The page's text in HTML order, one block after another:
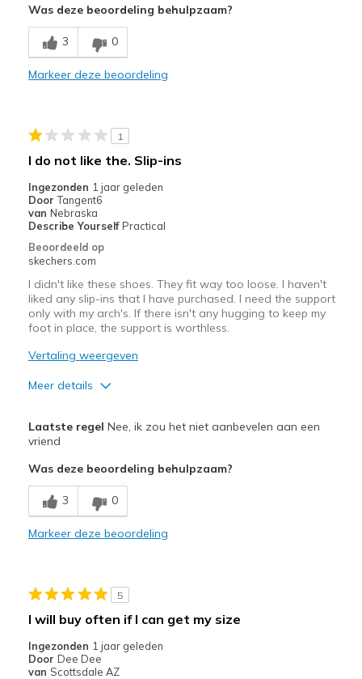
Width
Feels true to width
Sizing
Was deze beoordeling behulpzaam?
3 0
Markeer deze beoordeling
1
I do not like the. Slip-ins
Ingezonden 1 jaar geleden
Door Tangent6
van Nebraska
Describe Yourself Practical
Beoordeeld op
skechers.com
I didn't like these shoes. They fit way too loose. I haven't
liked any slip-ins that I have purchased. I need the support
only with my arch's. If there isn't any hugging to keep my
foot in place, the support is worthless.
Vertaling weergeven
Meer details
Attractive Design
Minpunten
Poor Cushioning
Beste toepassingen
Office wear
Width
Feels too wide
Sizing
Feels half size too big
View On Shoes
Laatste regel Nee, ik zou het niet aanbevelen aan een
vriend
Was deze beoordeling behulpzaam?
3 0
Markeer deze beoordeling
5
I will buy often if I can get my size
Ingezonden 1 jaar geleden
Door Dee Dee
van Scottsdale AZ